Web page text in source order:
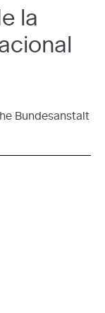
la
Bundesanstalt